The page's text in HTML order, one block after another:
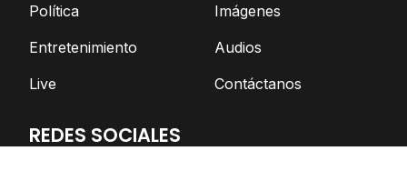
Política
Entretenimiento
Live
Imágenes
Audios
Contáctanos
REDES SOCIALES